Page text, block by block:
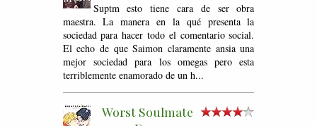
Suptm esto tiene cara de ser obra
maestra. La manera en la qué presenta la
sociedad para hacer todo el comentario social.
El echo de que Saimon claramente ansia una
mejor sociedad para los omegas pero esta
terriblemente enamorado de un h...
Worst Soulmate